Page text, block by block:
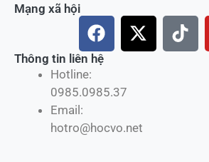
Hotline:
0985.0985.37
Email:
hotro@hocvo.net
Mạng xã hội
F
a
c
b
o
X
-
t
T
i
Thông tin liên hệ